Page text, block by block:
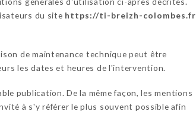
du site https://ti-breizh-colombes.fr
de maintenance technique peut être
les dates et heures de l'intervention.
publication. De la même façon, les mentions
à s'y référer le plus souvent possible afin